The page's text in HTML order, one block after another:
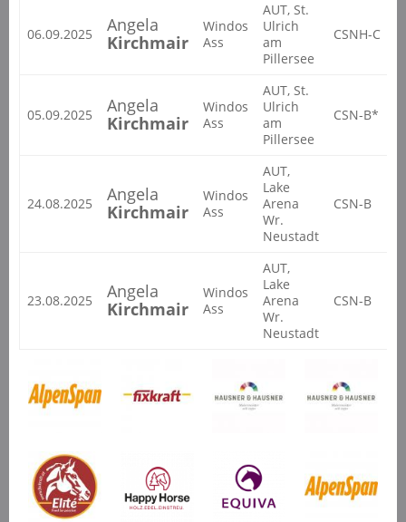
06.09.2025
Angela
Kirchmair
Windos
Ass
AUT, St.
Ulrich
am
Pillersee
CSNH-C
05.09.2025
Angela
Kirchmair
Windos
Ass
AUT, St.
Ulrich
am
Pillersee
CSN-B*
24.08.2025
Angela
Kirchmair
Windos
Ass
AUT,
Lake
Arena
Wr.
Neustadt
CSN-B
23.08.2025
Angela
Kirchmair
Windos
Ass
AUT,
Lake
Arena
Wr.
Neustadt
CSN-B